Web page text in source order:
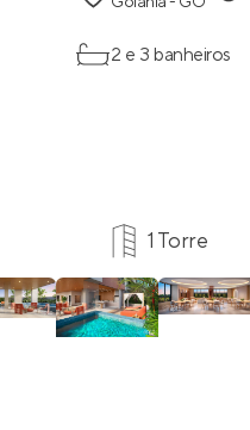
2 e 3 banheiros
1 Torre